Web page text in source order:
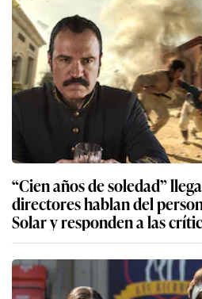
“Cien años de soledad”
directores hablan del
Solar y responden a las